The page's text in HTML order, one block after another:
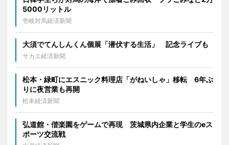
5000リットル
壱岐対馬経済新聞
大須でてんしんくん個展「潜伏する生活」 記念ライブも
サカエ経済新聞
松本・緑町にエスニック料理店「がねいしゃ」移転 6年ぶ
りに夜営業も再開
松本経済新聞
弘道館・偕楽園をゲームで再現 茨城県内企業と学生のeス
ポーツ交流戦